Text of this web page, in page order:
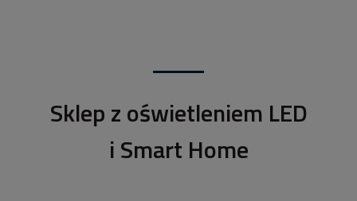
Sklep z oświetleniem LED
i Smart Home